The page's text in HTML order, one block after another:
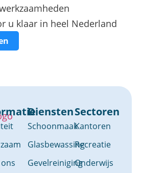
u klaar in heel Nederland
Diensten
Schoonmaak
Glasbewassing
Gevelreiniging
Sectoren
Kantoren
Recreatie
Onderwijs